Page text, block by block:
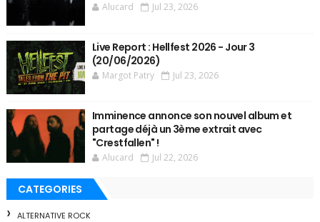
Alucard Jul 23, 2026
Live Report : Hellfest 2026 - Jour 3
(20/06/2026)
Margot Patry Jul 23, 2026
Imminence annonce son nouvel album et
partage déjà un 3ème extrait avec
"Crestfallen" !
Alucard Jul 22, 2026
CATEGORIES
ALTERNATIVE ROCK